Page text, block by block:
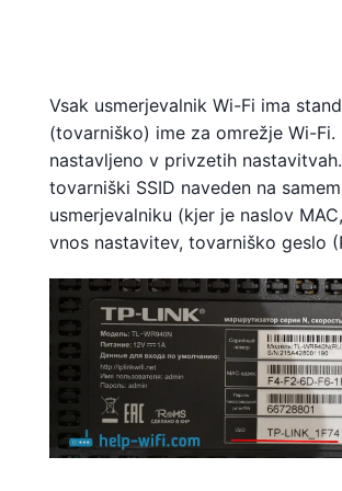
Vsak usmerjevalnik Wi-Fi ima
(tovarniško) ime za omrežje Wi-Fi.
nastavljeno v privzetih
tovarniški SSID naveden na samem
usmerjevalniku (kjer je naslov
vnos nastavitev, tovarniško geslo